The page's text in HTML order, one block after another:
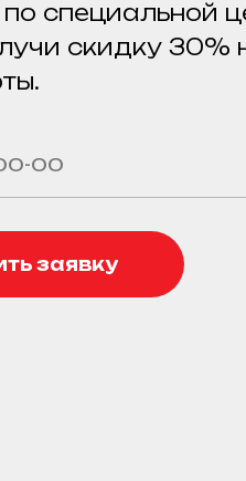
специальной
скидку 30%
заявку